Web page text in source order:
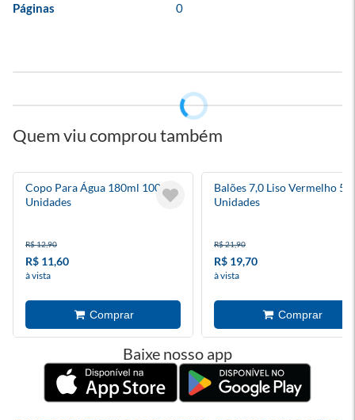
Páginas
0
Quem viu comprou também
Copo Para Água 180ml 100
Unidades
R$ 12,90
R$ 11,60
à vista
Balões 7,0 Liso Vermelho 50
Unidades
R$ 21,90
R$ 19,70
à vista
Baixe nosso app